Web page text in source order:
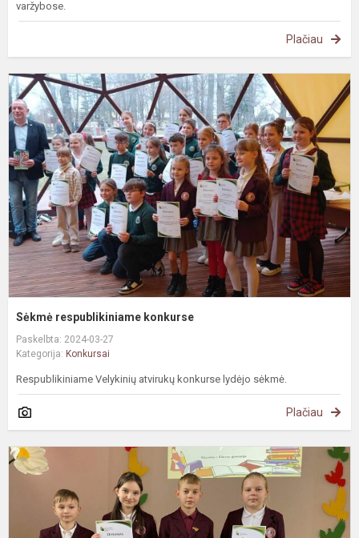
varžybose.
Plačiau
Sėkmė respublikiniame konkurse
Paskelbta: 2024-03-27
Kategorija: Konkursai
Respublikiniame Velykinių atvirukų konkurse lydėjo sėkmė.
Plačiau